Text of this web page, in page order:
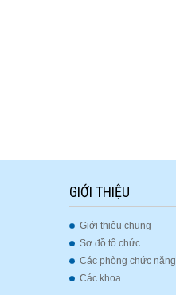
GIỚI THIỆU
Giới thiệu chung
Sơ đồ tổ chức
Các phòng chức năng
Các khoa